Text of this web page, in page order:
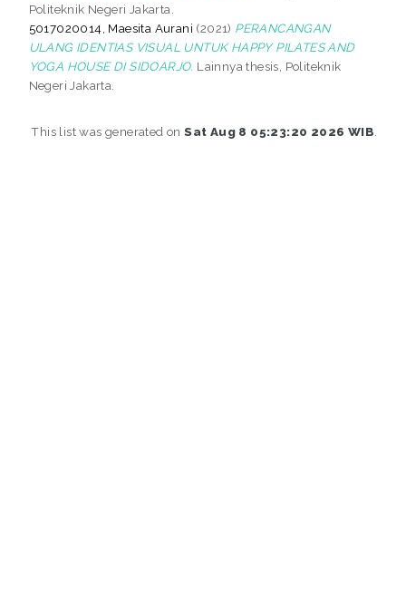
Politeknik Negeri Jakarta.
5017020014, Maesita Aurani (2021) PERANCANGAN
ULANG IDENTIAS VISUAL UNTUK HAPPY PILATES AND
YOGA HOUSE DI SIDOARJO. Lainnya thesis, Politeknik
Negeri Jakarta.
This list was generated onSat Aug 8 05:23:20 2026 WIB